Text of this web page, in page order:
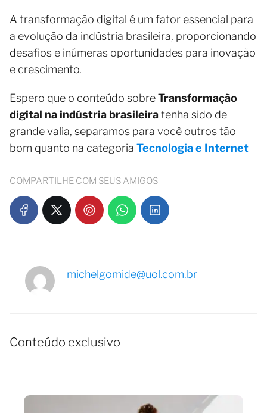
A transformação digital é um fator essencial para
a evolução da indústria brasileira, proporcionando
desafios e inúmeras oportunidades para inovação
e crescimento.
Espero que o conteúdo sobreTransformação
digital na indústria brasileiratenha sido de
grande valia, separamos para você outros tão
bom quanto na categoria Tecnologia e Internet
COMPARTILHE COM SEUS AMIGOS
michelgomide@uol.com.br
Conteúdo exclusivo